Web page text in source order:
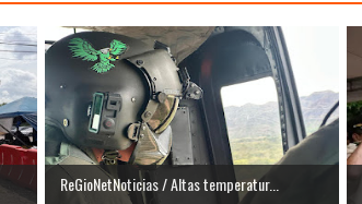
ReGioNetNoticias / Altas temperatur...